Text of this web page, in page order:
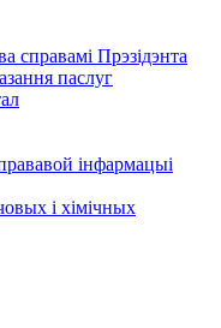
справамі Прэзідэнта
паслуг
інфармацыі
і хімічных